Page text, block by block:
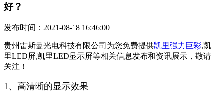
好？
发布时间：2021-08-18 16:46:00
贵州雷斯曼光电科技有限公司为您免费提供凯里强力巨彩,凯
里LED屏,凯里LED显示屏等相关信息发布和资讯展示，敬请
关注！
1、高清晰的显示效果